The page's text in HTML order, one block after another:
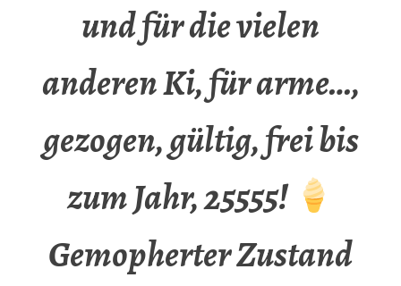
und für die vielen
anderen Ki, für arme…,
gezogen, gültig, frei bis
zum Jahr, 25555!
Gemopherter Zustand